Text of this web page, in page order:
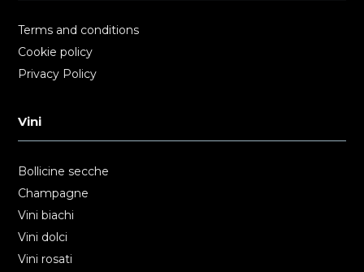
Terms and conditions
Cookie policy
Privacy Policy
Vini
Bollicine secche
Champagne
Vini biachi
Vini dolci
Vini rosati